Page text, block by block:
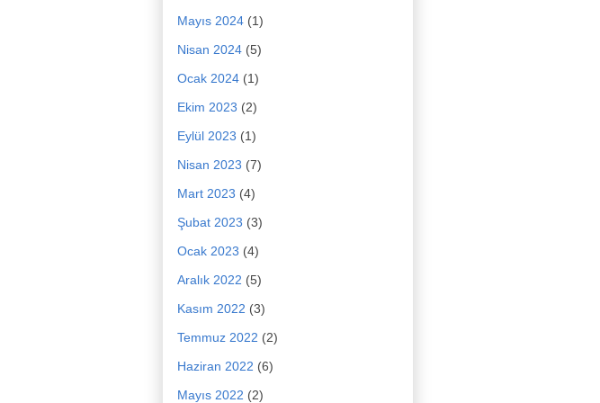
Mayıs 2024 (1)
Nisan 2024 (5)
Ocak 2024 (1)
Ekim 2023 (2)
Eylül 2023 (1)
Nisan 2023 (7)
Mart 2023 (4)
Şubat 2023 (3)
Ocak 2023 (4)
Aralık 2022 (5)
Kasım 2022 (3)
Temmuz 2022 (2)
Haziran 2022 (6)
Mayıs 2022 (2)